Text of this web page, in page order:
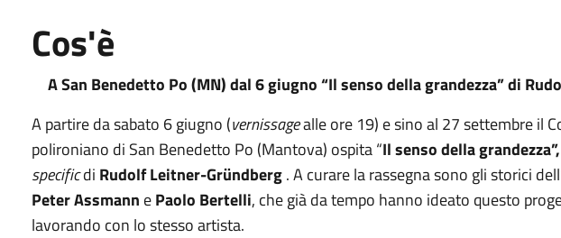
Cos'è
A San Benedetto Po (MN) dal 6 giugno “Il senso della grandezza” di
A partire da sabato 6 giugno (vernissagealle ore 19) e sino al 27 settembre il
polironiano di San Benedetto Po (Mantova) ospita “Il senso della grandezza”,
specificdi Rudolf Leitner-Gründberg. A curare la rassegna sono gli storici
Peter Assmann ePaolo Bertelli, che già da tempo hanno ideato questo
lavorando con lo stesso artista.